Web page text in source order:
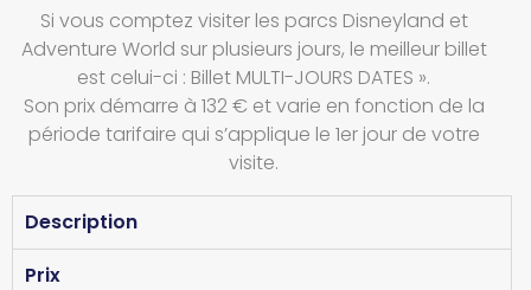
Si vous comptez visiter les parcs Disneyland et
Adventure World sur plusieurs jours, le meilleur billet
est celui-ci : Billet MULTI-JOURS DATES ».
Son prix démarre à 132 € et varie en fonction de la
période tarifaire qui s’applique le 1er jour de votre
visite.
Description
Prix